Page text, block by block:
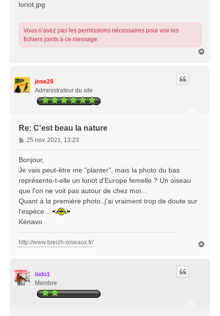
loriot.jpg
Vous n’avez pas les permissions nécessaires pour voir les
fichiers joints à ce message.
jose29
Administrateur du site
Re: C'est beau la nature
M
e
s
g
e
25 nov. 2021, 13:23
Bonjour,
Je vais peut-être me "planter", mais la photo du bas
représente-t-elle un loriot d'Europe femelle ? Un oiseau
que l'on ne voit pas autour de chez moi...
Quant à la première photo..j'ai vraiment trop de doute sur
l'espèce ..
Kénavo
http://www.breizh-oiseaux.fr/
ludo1
Membre